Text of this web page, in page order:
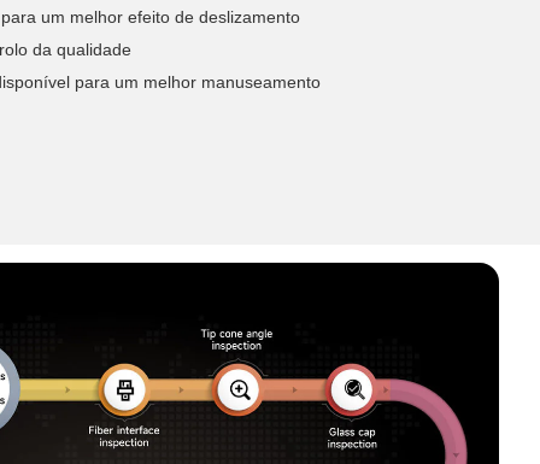
um melhor efeito de deslizamento
da qualidade
para um melhor manuseamento